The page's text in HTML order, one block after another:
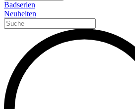
Badserien
Neuheiten